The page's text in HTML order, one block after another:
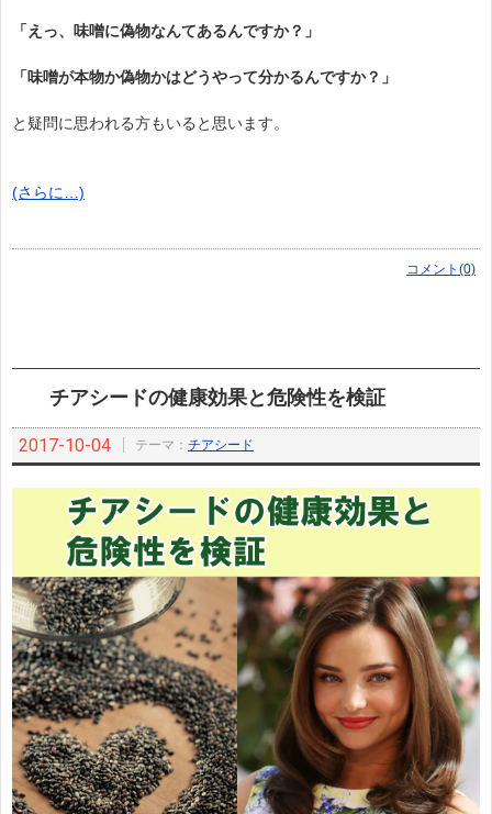
「えっ、味噌に偽物なんてあるんですか？」
「味噌が本物か偽物かはどうやって分かるんですか？」
と疑問に思われる方もいると思います。
(さらに…)
コメント(0)
チアシードの健康効果と危険性を検証
2017-10-04 テーマ： チアシード